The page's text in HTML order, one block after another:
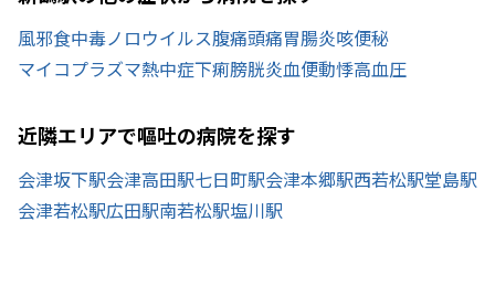
風邪食中毒ノロウイルス腹痛頭痛胃腸炎咳便秘
マイコプラズマ熱中症下痢膀胱炎血便動悸高血圧
近隣エリアで嘔吐の病院を探す
会津坂下駅会津高田駅七日町駅会津本郷駅西若松駅堂島駅
会津若松駅広田駅南若松駅塩川駅